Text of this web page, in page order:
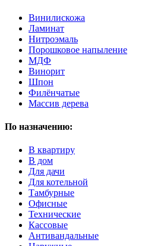
Винилискожа
Ламинат
Нитроэмаль
Порошковое напыление
МДФ
Винорит
Шпон
Филёнчатые
Массив дерева
По назначению:
В квартиру
В дом
Для дачи
Для котельной
Тамбурные
Офисные
Технические
Кассовые
Антивандальные